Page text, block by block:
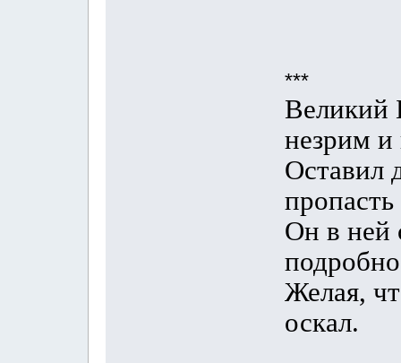
***
Великий
незрим и
Оставил
Он в ней
Желая,
оскал.